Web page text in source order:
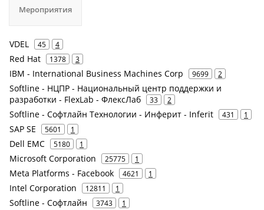
Мероприятия
VDEL 45 4
Red Hat 1378 3
IBM - International Business Machines Corp 9699 2
Softline - НЦПР - Национальный центр поддержки и
разработки - FlexLab - ФлексЛаб
33 2
Softline - Софтлайн Технологии - Инферит - Inferit 431 1
SAP SE 5601 1
Dell EMC 5180 1
Microsoft Corporation 25775 1
Meta Platforms - Facebook 4621 1
Intel Corporation 12811 1
Softline - Софтлайн 3743 1